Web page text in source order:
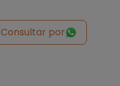
Consultar por